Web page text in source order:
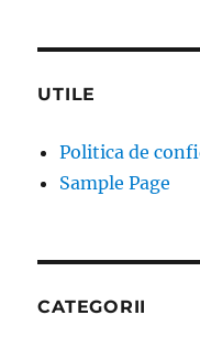
UTILE
Politica de
Sample Page
CATEGORII